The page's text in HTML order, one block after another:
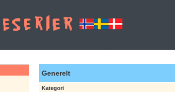
Generelt
Kategori